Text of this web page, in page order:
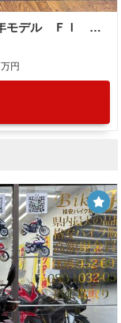
ヤマハ ＪＯＧ ＳＡ３６Ｊ型 ２０１３年モデル ＦＩ リアキャリア センタースタンド セルスタート
万円